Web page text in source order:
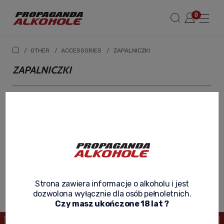
/ OTHER / ACCESSORIES / ZAPALNICZKI
ZAPALNICZKI
Strona zawiera informacje o alkoholu i jest
dozwolona wyłącznie dla osób pełnoletnich.
Czy masz ukończone 18 lat ?